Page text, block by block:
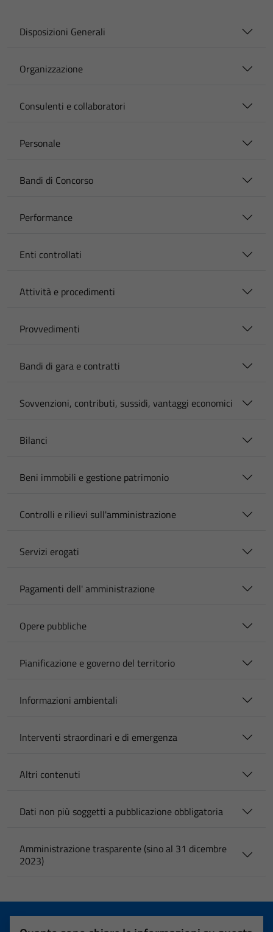
Disposizioni Generali
Organizzazione
Consulenti e collaboratori
Personale
Bandi di Concorso
Performance
Enti controllati
Attività e procedimenti
Provvedimenti
Bandi di gara e contratti
Sovvenzioni, contributi, sussidi, vantaggi economici
Bilanci
Beni immobili e gestione patrimonio
Controlli e rilievi sull'amministrazione
Servizi erogati
Pagamenti dell' amministrazione
Opere pubbliche
Pianificazione e governo del territorio
Informazioni ambientali
Interventi straordinari e di emergenza
Altri contenuti
Dati non più soggetti a pubblicazione obbligatoria
Amministrazione trasparente (sino al 31 dicembre
2023)